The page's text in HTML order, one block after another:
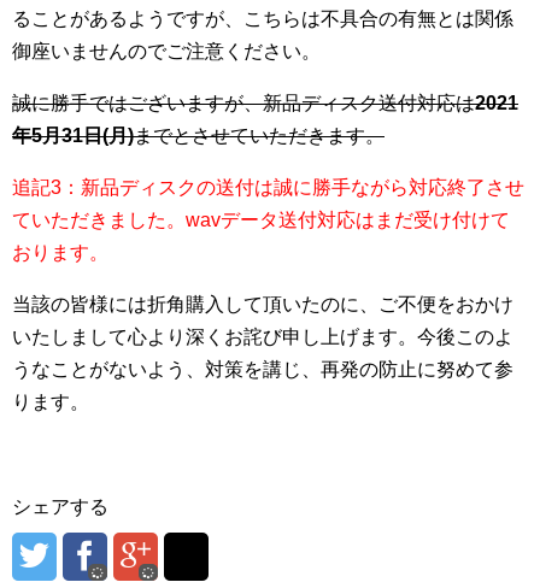
ることがあるようですが、こちらは不具合の有無とは関係
御座いませんのでご注意ください。
誠に勝手ではございますが、新品ディスク送付対応は2021
年5月31日(月)までとさせていただきます。
追記3：新品ディスクの送付は誠に勝手ながら対応終了させ
ていただきました。wavデータ送付対応はまだ受け付けて
おります。
当該の皆様には折角購入して頂いたのに、ご不便をおかけ
いたしまして心より深くお詫び申し上げます。今後このよ
うなことがないよう、対策を講じ、再発の防止に努めて参
ります。
シェアする